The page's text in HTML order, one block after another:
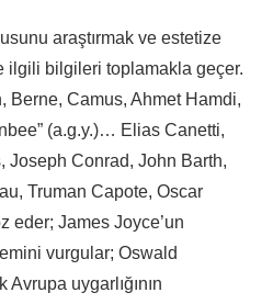
araştırmak ve estetize
ilgili bilgileri toplamakla geçer.
Berne, Camus, Ahmet Hamdi,
(a.g.y.)… Elias Canetti,
Joseph Conrad, John Barth,
Truman Capote, Oscar
eder; James Joyce’un
vurgular; Oswald
Avrupa uygarlığının